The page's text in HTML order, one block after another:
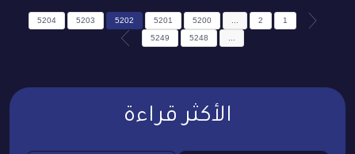
1
2
5200
5201
5202
5203
5204
5248
5249
الأكثر قراءة